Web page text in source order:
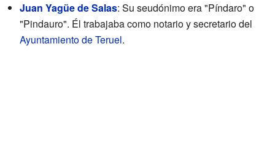
Juan Yagüe de Salas: Su seudónimo era "Píndaro" o
"Pindauro". Él trabajaba como notario y secretario del
Ayuntamiento de Teruel.